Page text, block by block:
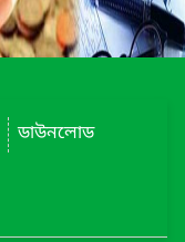
ডাউনলোড